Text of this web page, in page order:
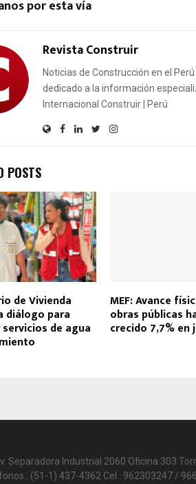
por esta vía
Revista Construir
Noticias de Construcción en el
dedicado a la información
Internacional Construir | Perú
POSTS
de Vivienda
diálogo para
de agua
MEF: Avance
obras públicas
crecido 7,7% en
Separadora Industrial 2060 Oficina 303
(51-1) 437-4362 Cel.: 962303247 /